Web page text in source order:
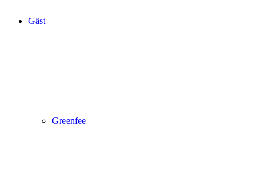
Gäst
Greenfee